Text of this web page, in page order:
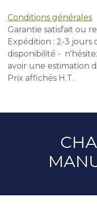
Conditions générales
Garantie satisfait ou
Expédition : 2-3 jours
disponibilité -
avoir une estimation
Prix affichés H.T.